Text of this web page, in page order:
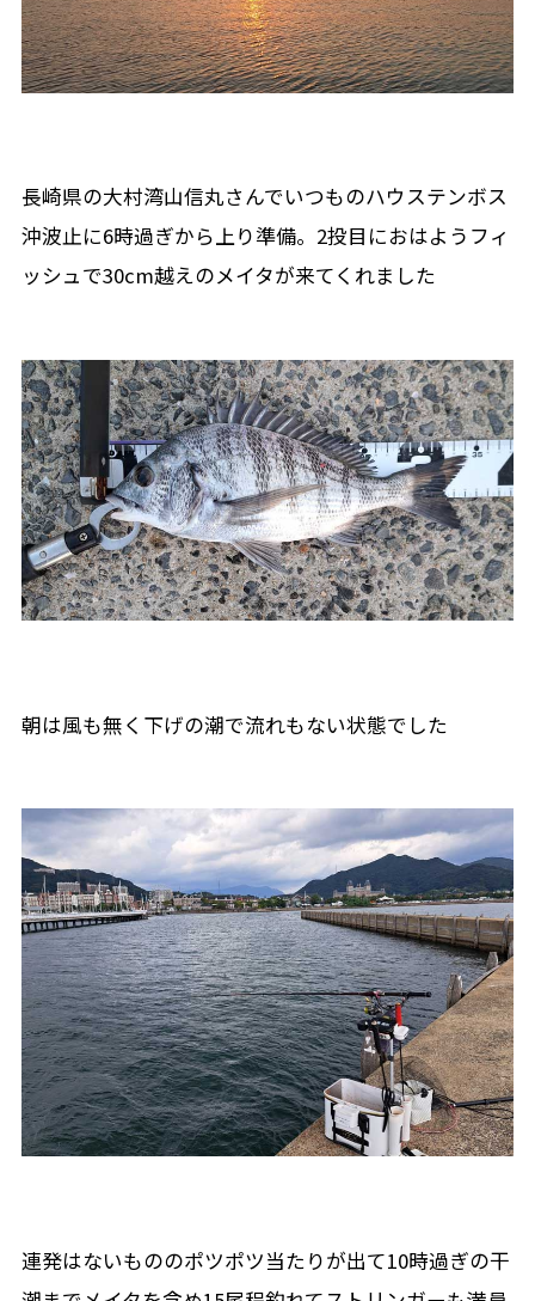
長崎県の大村湾山信丸さんでいつものハウステンボス
沖波止に6時過ぎから上り準備。2投目におはようフィ
ッシュで30cm越えのメイタが来てくれました
朝は風も無く下げの潮で流れもない状態でした
連発はないもののポツポツ当たりが出て10時過ぎの干